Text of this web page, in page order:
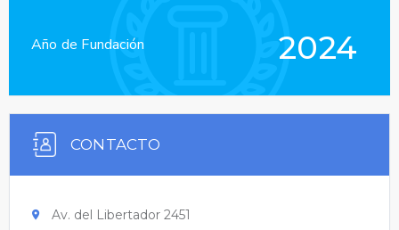
Año de Fundación 2024
CONTACTO
Av. del Libertador 2451